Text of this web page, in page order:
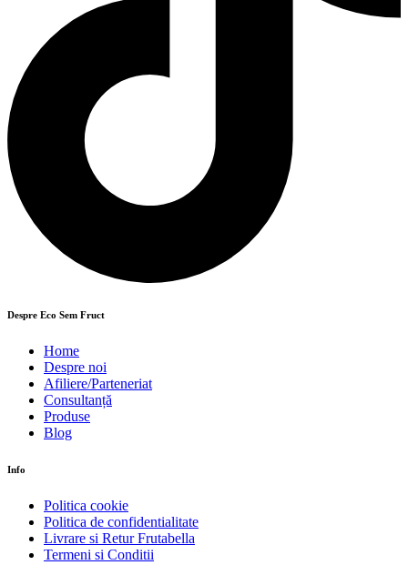
Despre Eco Sem Fruct
Home
Despre noi
Afiliere/Parteneriat
Consultanță
Produse
Blog
Info
Politica cookie
Politica de confidentialitate
Livrare si Retur Frutabella
Termeni si Conditii